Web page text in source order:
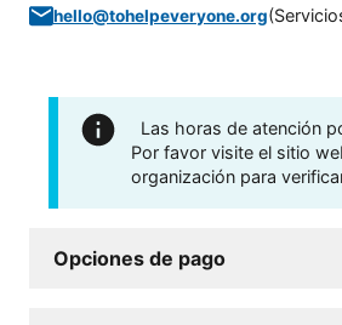
hello@tohelpeveryone.org(
Las horas de atención
Por favor visite el sitio
organización para
Opciones de pago